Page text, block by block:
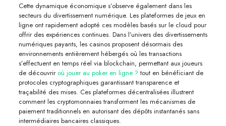
Cette dynamique économique s’observe également dans les
secteurs du divertissement numérique. Les plateformes de jeux en
ligne ont rapidement adopté ces modèles basés sur le cloud pour
offrir des expériences continues. Dans l’univers des divertissements
numériques payants, les casinos proposent désormais des
environnements entièrement hébergés où les transactions
s’effectuent en temps réel via blockchain, permettant aux joueurs
de découvrir où jouer au poker en ligne ? tout en bénéficiant de
protocoles cryptographiques garantissant transparence et
traçabilité des mises. Ces plateformes décentralisées illustrent
comment les cryptomonnaies transforment les mécanismes de
paiement traditionnels en autorisant des dépôts instantanés sans
intermédiaires bancaires classiques.